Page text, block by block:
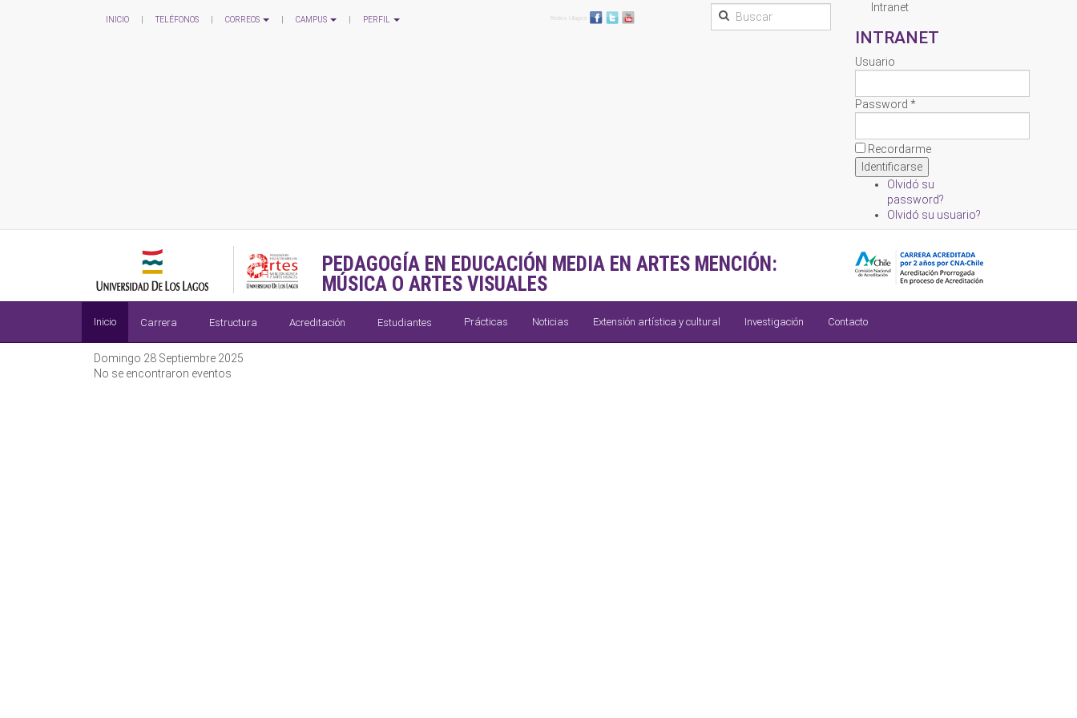
INICIO TELÉFONOS CORREOS CAMPUS PERFIL Redes Ulagos
Intranet
INTRANET
Usuario
Password *
Recordarme
Olvidó su
password?
Olvidó su usuario?
PEDAGOGÍA EN EDUCACIÓN MEDIA EN ARTES MENCIÓN:
MÚSICA O ARTES VISUALES
Inicio Carrera Estructura Acreditación Estudiantes Prácticas Noticias Extensión artística y cultural Investigación Contacto
Domingo 28 Septiembre 2025
No se encontraron eventos